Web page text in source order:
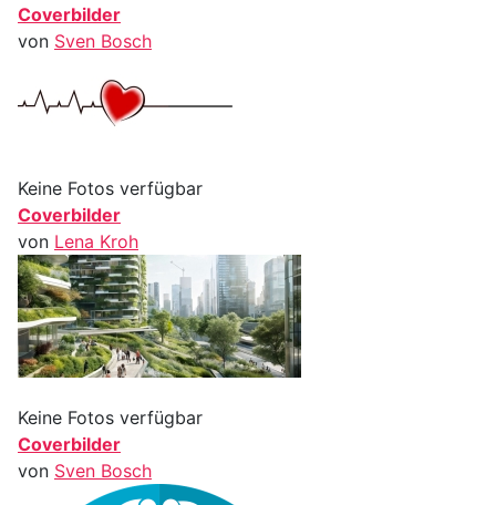
Coverbilder
von Sven Bosch
Keine Fotos verfügbar
Coverbilder
von Lena Kroh
Keine Fotos verfügbar
Coverbilder
von Sven Bosch